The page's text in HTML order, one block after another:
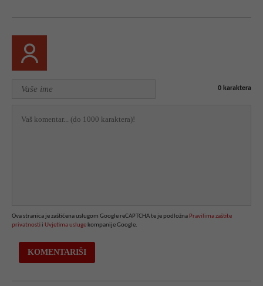
0 karaktera
Ova stranica je zaštićena uslugom Google reCAPTCHA te je podložna Pravilima zaštite
privatnosti i Uvjetima usluge kompanije Google.